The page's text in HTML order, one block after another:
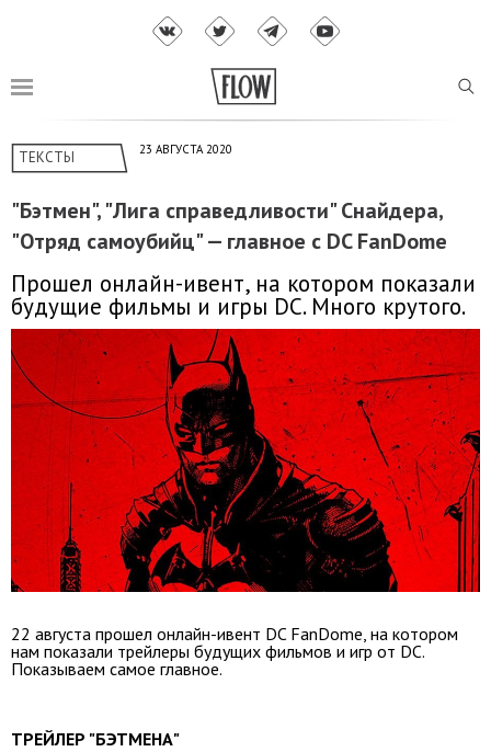
ТЕКСТЫ 23 АВГУСТА 2020
"Бэтмен", "Лига справедливости" Снайдера,
"Отряд самоубийц" — главное с DC FanDome
Прошел онлайн-ивент, на котором показали
будущие фильмы и игры DC. Много крутого.
22 августа прошел онлайн-ивент DC FanDome, на котором
нам показали трейлеры будущих фильмов и игр от DC.
Показываем самое главное.
ТРЕЙЛЕР "БЭТМЕНА"